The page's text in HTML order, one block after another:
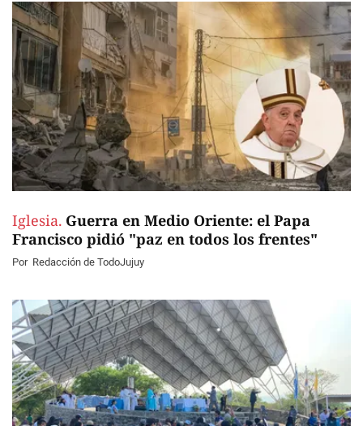
Iglesia. Guerra en Medio Oriente: el Papa
Francisco pidió "paz en todos los frentes"
Por Redacción de TodoJujuy